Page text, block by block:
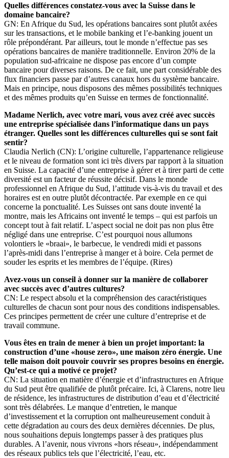
Quelles différences constatez-vous avec la Suisse dans le
domaine bancaire?
GN: En Afrique du Sud, les opérations bancaires sont plutôt axées
sur les transactions, et le mobile banking et l’e-banking jouent un
rôle prépondérant. Par ailleurs, tout le monde n’effectue pas ses
opérations bancaires de manière traditionnelle. Environ 20% de la
population sud-africaine ne dispose pas encore d’un compte
bancaire pour diverses raisons. De ce fait, une part considérable des
flux financiers passe par d’autres canaux hors du système bancaire.
Mais en principe, nous disposons des mêmes possibilités techniques
et des mêmes produits qu’en Suisse en termes de fonctionnalité.
Madame Nerlich, avec votre mari, vous avez créé avec succès
une entreprise spécialisée dans l’informatique dans un pays
étranger. Quelles sont les différences culturelles qui se sont fait
sentir?
Claudia Nerlich (CN): L’origine culturelle, l’appartenance religieuse
et le niveau de formation sont ici très divers par rapport à la situation
en Suisse. La capacité d’une entreprise à gérer et à tirer parti de cette
diversité est un facteur de réussite décisif. Dans le monde
professionnel en Afrique du Sud, l’attitude vis-à-vis du travail et des
horaires est en outre plutôt décontractée. Par exemple en ce qui
concerne la ponctualité. Les Suisses ont sans doute inventé la
montre, mais les Africains ont inventé le temps – qui est parfois un
concept tout à fait relatif. L’aspect social ne doit pas non plus être
négligé dans une entreprise. C’est pourquoi nous allumons
volontiers le «braai», le barbecue, le vendredi midi et passons
l’après-midi dans l’entreprise à manger et à boire. Cela permet de
souder les esprits et les membres de l’équipe. (Rires)
Avez-vous un conseil à donner sur la manière de collaborer
avec succès avec d’autres cultures?
CN: Le respect absolu et la compréhension des caractéristiques
culturelles de chacun sont pour nous des conditions indispensables.
Ces principes permettent de créer une culture d’entreprise et de
travail commune.
Vous êtes en train de mener à bien un projet important: la
construction d’une «house zero», une maison zéro énergie. Une
telle maison doit pouvoir couvrir ses propres besoins en énergie.
Qu’est-ce qui a motivé ce projet?
CN: La situation en matière d’énergie et d’infrastructures en Afrique
du Sud peut être qualifiée de plutôt précaire. Ici, à Clarens, notre lieu
de résidence, les infrastructures de distribution d’eau et d’électricité
sont très délabrées. Le manque d’entretien, le manque
d’investissement et la corruption ont malheureusement conduit à
cette dégradation au cours des deux dernières décennies. De plus,
nous souhaitions depuis longtemps passer à des pratiques plus
durables. A l’avenir, nous vivrons «hors réseau», indépendamment
des réseaux publics tels que l’électricité, l’eau, etc.